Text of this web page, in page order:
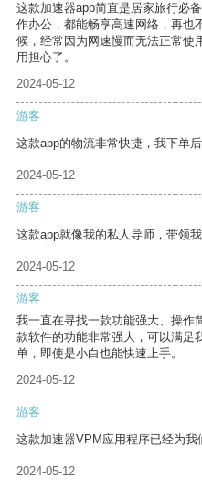
这款加速器app简直是居家旅行必
作办公，都能畅享高速网络，再也
候，经常因为网速慢而无法正常使
用担心了。
2024-05-12
游客
这款app的物流非常快捷，我下单
2024-05-12
游客
这款app就像我的私人导师，带领我
2024-05-12
游客
我一直在寻找一款功能强大、操作
款软件的功能非常强大，可以满足
单，即使是小白也能快速上手。
2024-05-12
游客
这款加速器VPM应用程序已经为我
2024-05-12